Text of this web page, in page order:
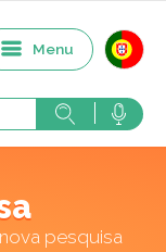
Menu
pesquisa